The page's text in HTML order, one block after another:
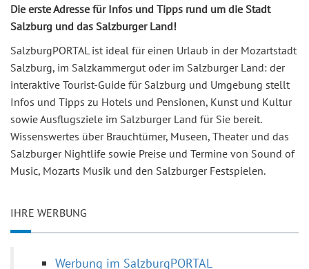
Die erste Adresse für Infos und Tipps rund um die Stadt
Salzburg und das Salzburger Land!
SalzburgPORTAL ist ideal für einen Urlaub in der Mozartstadt
Salzburg, im Salzkammergut oder im Salzburger Land: der
interaktive Tourist-Guide für Salzburg und Umgebung stellt
Infos und Tipps zu Hotels und Pensionen, Kunst und Kultur
sowie Ausflugsziele im Salzburger Land für Sie bereit.
Wissenswertes über Brauchtümer, Museen, Theater und das
Salzburger Nightlife sowie Preise und Termine von Sound of
Music, Mozarts Musik und den Salzburger Festspielen.
IHRE WERBUNG
Werbung im SalzburgPORTAL